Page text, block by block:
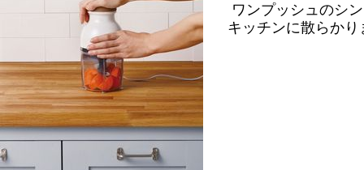
ワンプッシュのシ
キッチンに散らかり